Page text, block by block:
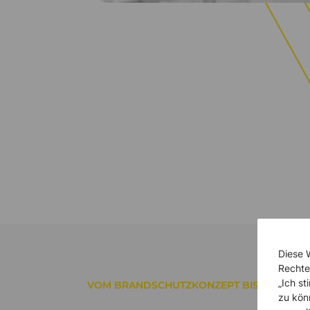
VOM BRANDSCHUTZKONZEPT BIS ZUR
Diese
„Ich
zu